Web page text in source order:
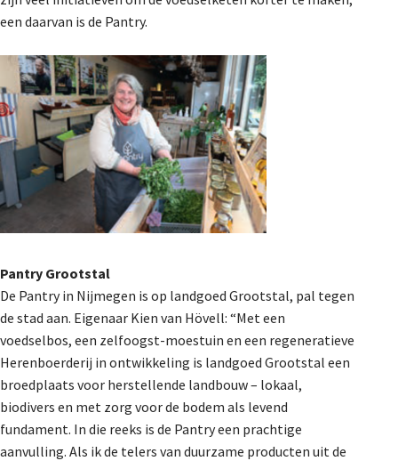
een daarvan is de Pantry.
Pantry Grootstal
De Pantry in Nijmegen is op landgoed Grootstal, pal tegen
de stad aan. Eigenaar Kien van Hövell: “Met een
voedselbos, een zelfoogst-moestuin en een regeneratieve
Herenboerderij in ontwikkeling is landgoed Grootstal een
broedplaats voor herstellende landbouw – lokaal,
biodivers en met zorg voor de bodem als levend
fundament. In die reeks is de Pantry een prachtige
aanvulling. Als ik de telers van duurzame producten uit de